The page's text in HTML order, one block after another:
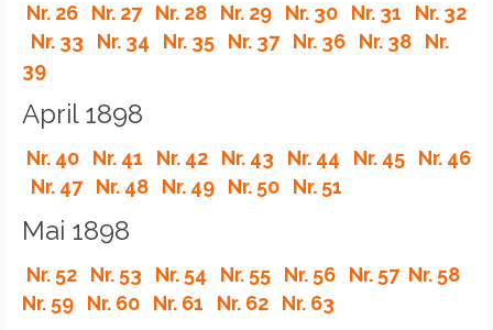
Nr. 26 Nr. 27 Nr. 28 Nr. 29 Nr. 30 Nr. 31
Nr. 32
Nr. 33
Nr. 34 Nr. 35 Nr. 37 Nr. 36 Nr. 38
Nr.
39
April 1898
Nr. 40 Nr. 41 Nr. 42 Nr. 43 Nr. 44 Nr. 45
Nr. 46
Nr. 47
Nr. 48 Nr. 49 Nr. 50 Nr. 51
Mai 1898
Nr. 52 Nr. 53 Nr. 54 Nr. 55 Nr. 56 Nr. 57 Nr. 58
Nr. 59
Nr. 60 Nr. 61 Nr. 62 Nr. 63